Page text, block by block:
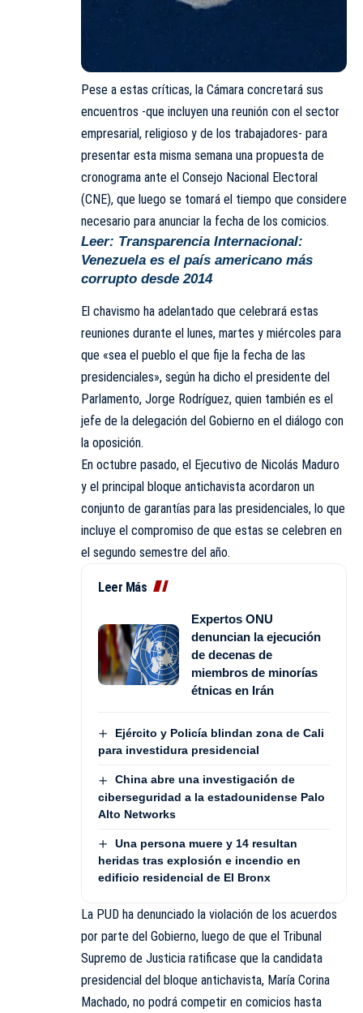
Pese a estas críticas, la Cámara concretará sus
encuentros -que incluyen una reunión con el sector
empresarial, religioso y de los trabajadores- para
presentar esta misma semana una propuesta de
cronograma ante el Consejo Nacional Electoral
(CNE), que luego se tomará el tiempo que considere
necesario para anunciar la fecha de los comicios.
Leer: Transparencia Internacional:
Venezuela es el país americano más
corrupto desde 2014
El chavismo ha adelantado que celebrará estas
reuniones durante el lunes, martes y miércoles para
que «sea el pueblo el que fije la fecha de las
presidenciales», según ha dicho el presidente del
Parlamento, Jorge Rodríguez, quien también es el
jefe de la delegación del Gobierno en el diálogo con
la oposición.
En octubre pasado, el Ejecutivo de Nicolás Maduro
y el principal bloque antichavista acordaron un
conjunto de garantías para las presidenciales, lo que
incluye el compromiso de que estas se celebren en
el segundo semestre del año.
Leer Más
Expertos ONU
denuncian la ejecución
de decenas de
miembros de minorías
étnicas en Irán
Ejército y Policía blindan zona de Cali
para investidura presidencial
China abre una investigación de
ciberseguridad a la estadounidense Palo
Alto Networks
Una persona muere y 14 resultan
heridas tras explosión e incendio en
edificio residencial de El Bronx
La PUD ha denunciado la violación de los acuerdos
por parte del Gobierno, luego de que el Tribunal
Supremo de Justicia ratificase que la candidata
presidencial del bloque antichavista, María Corina
Machado, no podrá competir en comicios hasta